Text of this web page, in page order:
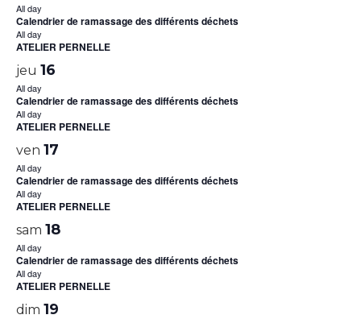
All day
Calendrier de ramassage des différents déchets
All day
ATELIER PERNELLE
jeu 16
All day
Calendrier de ramassage des différents déchets
All day
ATELIER PERNELLE
ven 17
All day
Calendrier de ramassage des différents déchets
All day
ATELIER PERNELLE
sam 18
All day
Calendrier de ramassage des différents déchets
All day
ATELIER PERNELLE
dim 19